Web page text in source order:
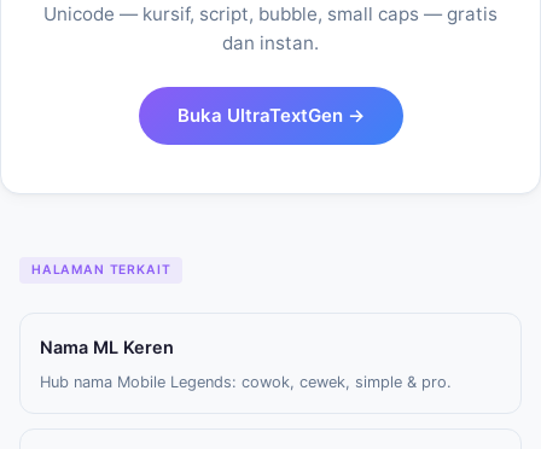
Unicode — kursif, script, bubble, small caps — gratis
dan instan.
Buka UltraTextGen →
HALAMAN TERKAIT
Nama ML Keren
Hub nama Mobile Legends: cowok, cewek, simple & pro.